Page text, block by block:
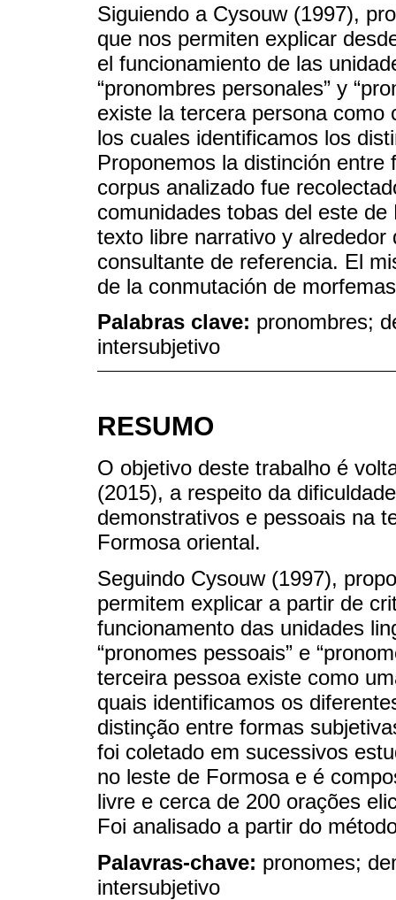
Siguiendo a Cysouw (1997),
que nos permiten explicar
el funcionamiento de las
“pronombres personales” y
existe la tercera persona
los cuales identificamos los
Proponemos la distinción
corpus analizado fue
comunidades tobas del este
texto libre narrativo y
consultante de referencia. El
de la conmutación de
Palabras clave: pronombres;
intersubjetivo
RESUMO
O objetivo deste trabalho é
(2015), a respeito da
demonstrativos e pessoais na
Formosa oriental.
Seguindo Cysouw (1997),
permitem explicar a partir de
funcionamento das unidades
“pronomes pessoais” e
terceira pessoa existe como
quais identificamos os
distinção entre formas
foi coletado em sucessivos
no leste de Formosa e é
livre e cerca de 200 orações
Foi analisado a partir do
Palavras-chave: pronomes;
intersubjetivo